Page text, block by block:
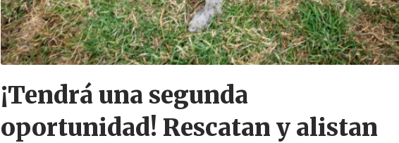
¡Tendrá una segunda
oportunidad! Rescatan y alistan